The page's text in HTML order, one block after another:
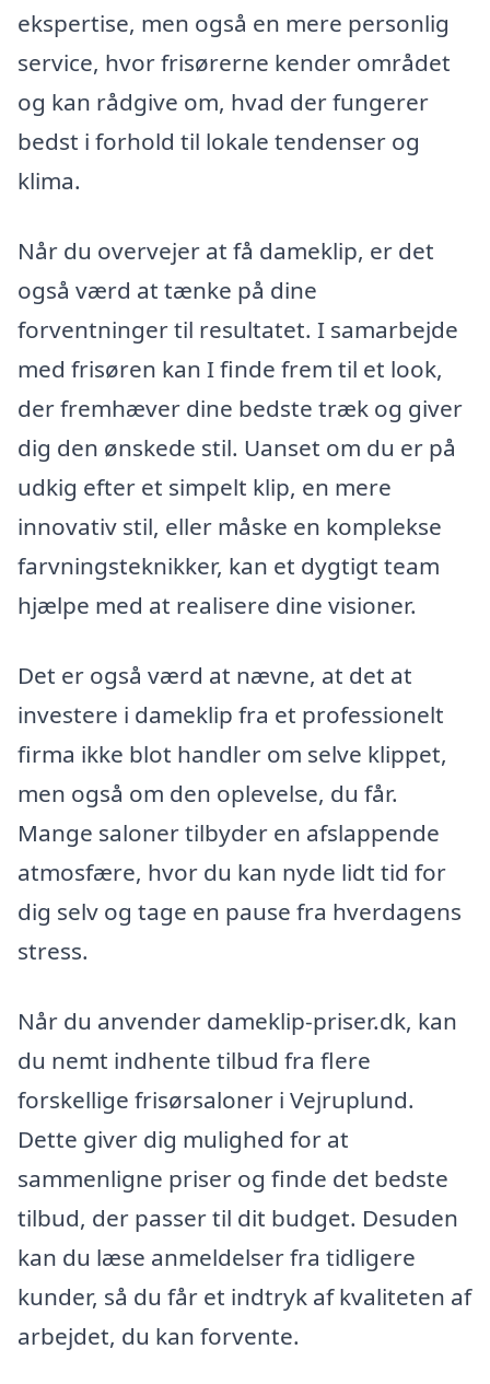
ekspertise, men også en mere personlig
service, hvor frisørerne kender området
og kan rådgive om, hvad der fungerer
bedst i forhold til lokale tendenser og
klima.
Når du overvejer at få dameklip, er det
også værd at tænke på dine
forventninger til resultatet. I samarbejde
med frisøren kan I finde frem til et look,
der fremhæver dine bedste træk og giver
dig den ønskede stil. Uanset om du er på
udkig efter et simpelt klip, en mere
innovativ stil, eller måske en komplekse
farvningsteknikker, kan et dygtigt team
hjælpe med at realisere dine visioner.
Det er også værd at nævne, at det at
investere i dameklip fra et professionelt
firma ikke blot handler om selve klippet,
men også om den oplevelse, du får.
Mange saloner tilbyder en afslappende
atmosfære, hvor du kan nyde lidt tid for
dig selv og tage en pause fra hverdagens
stress.
Når du anvender dameklip-priser.dk, kan
du nemt indhente tilbud fra flere
forskellige frisørsaloner i Vejruplund.
Dette giver dig mulighed for at
sammenligne priser og finde det bedste
tilbud, der passer til dit budget. Desuden
kan du læse anmeldelser fra tidligere
kunder, så du får et indtryk af kvaliteten af
arbejdet, du kan forvente.